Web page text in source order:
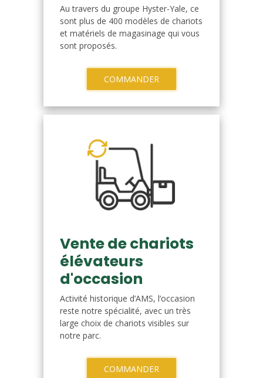
Au travers du groupe Hyster-Yale, ce
sont plus de 400 modèles de chariots
et matériels de magasinage qui vous
sont proposés.
COMMANDER
Vente de chariots
élévateurs
d'occasion
Activité historique d’AMS, l’occasion
reste notre spécialité, avec un très
large choix de chariots visibles sur
notre parc.
COMMANDER